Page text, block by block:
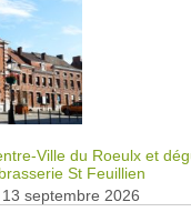
Ville du Roeulx et
brasserie St Feuillien
13 septembre 2026